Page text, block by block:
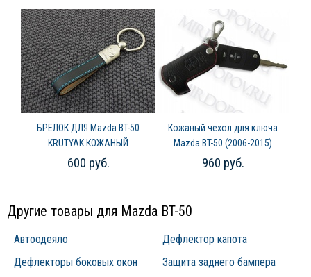
БРЕЛОК ДЛЯ Mazda BT-50
KRUTYAK КОЖАНЫЙ
600 руб.
Кожаный чехол для ключа
Mazda BT-50 (2006-2015)
960 руб.
Другие товары для Mazda BT-50
Автоодеяло
Дефлектор капота
Дефлекторы боковых окон
Защита заднего бампера